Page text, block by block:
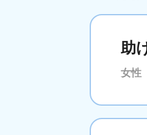
助
女性